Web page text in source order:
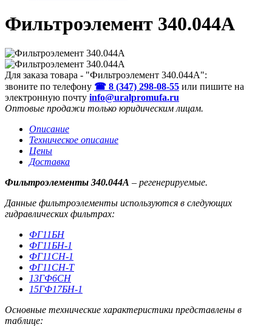
Фильтроэлемент 340.044А
Для заказа товара - "Фильтроэлемент 340.044А":
звоните по телефону ☎ 8 (347) 298‑08‑55 или пишите на
электронную почту info@uralpromufa.ru
Оптовые продажи только юридическим лицам.
Описание
Техническое описание
Цены
Доставка
Фильтроэлементы 340.044А – регенерируемые.
Данные фильтроэлементы используются в следующих
гидравлических фильтрах:
ФГ11БН
ФГ11БН-1
ФГ11СН-1
ФГ11СН-Т
13ГФ6СН
15ГФ17БН-1
Основные технические характеристики представлены в
таблице: